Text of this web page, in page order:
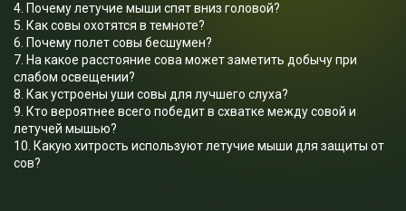
4. Почему летучие мыши спят вниз головой?
5. Как совы охотятся в темноте?
6. Почему полет совы бесшумен?
7. На какое расстояние сова может заметить добычу при
слабом освещении?
8. Как устроены уши совы для лучшего слуха?
9. Кто вероятнее всего победит в схватке между совой и
летучей мышью?
10. Какую хитрость используют летучие мыши для защиты от
сов?